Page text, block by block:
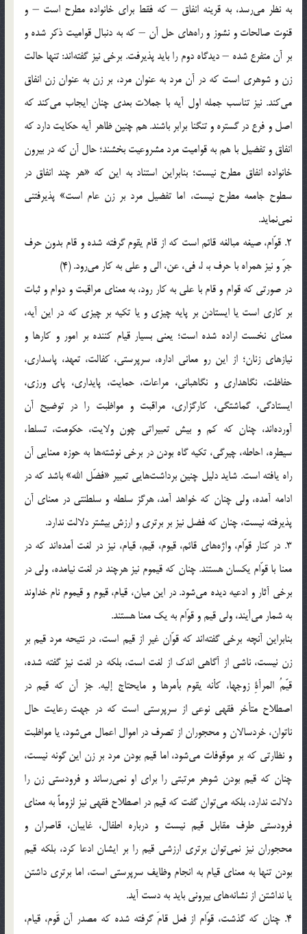
به نظر می‌رسد، به قرینه انفاق – که فقط برای خانواده مطرح است – و
قنوت صالحات و نشوز و راه‌ها‌ی‌ حل آن – که به دنبال قوامیت ذکر شده و
بر آن متفرع شده – دیدگاه دوم را باید پذیرفت. برخی نیز گفته‌اند: تنها حالت
زن و شوهری است که در آن مرد به عنوان مرد، بر زن به عنوان زن انفاق
می‌کند. نیز تناسب جمله اول آیه با جملات بعدی چنان ایجاب می‌کند که
اصل و فرع در گستره و تنگنا برابر باشند. هم چنین ظاهر آیه حکایت دارد که
انفاق و تفضیل با هم به قوامیت مرد مشروعیت بخشند؛ حال آن که در بیرون
خانواده انفاق مطرح نیست؛ بنابراین استناد به این که «هر چند انفاق در
سطوح جامعه مطرح نیست، اما تفضیل مرد بر زن عام است» پذیرفتنی
نمی‌نماید.
2. قوّام، صیغه مبالغه قائم است که از قام یقوم گرفته شده و قام بدون حرف
جرّ و نیز همراه با حرف ب‍، ل‍، فی، عن، الی و علی به کار می‌رود. (4)
در صورتی که قوام و قام با علی به کار رود، به معنای مراقبت و دوام و ثبات
بر کاری است یا ایستادن بر پایه چیزی و یا تکیه بر چیزی که در این آیه،
معنای نخست اراده شده است؛ یعنی بسیار قیام کننده بر امور و کارها و
نیازهای زنان؛ از این رو معانی اداره، سرپرستی، کفالت، تعهد، پاسداری،
حفاظت، نگاهداری و نگاهبانی، مراعات، حمایت، پایداری، پای ورزی،
ایستادگی، گماشتگی، کارگزاری، مراقبت و مواظبت را در توضیح آن
آورده‌اند، چنان که کم و بیش تعبیراتی چون ولایت، حکومت، تسلط،
سیطره، احاطه، چیرگی، تکیه گاه بودن در برخی نوشته‌ها به حوزه معنایی آن
راه یافته است. شاید دلیل چنین برداشت‌هایی تعبیر «فضّل الله» باشد که در
ادامه آمده، ولی چنان که خواهد آمد، هرگز سلطه و سلطنتی در معنای آن
پذیرفته نیست، چنان که فضل نیز بر برتری و ارزش بیشتر دلالت ندارد.
3. در کنار قوّام، واژه‌ها‌ی‌ قائم،‌ قیوم، قیم، قیام، نیز در لغت آمده‌اند که در
معنا با قوّام یکسان هستند. چنان که قیموم نیز هرچند در لغت نیامده، ولی در
برخی آثار و ادعیه دیده می‌شود. در این میان، قیام، قیوم و قیموم نام خداوند
به شمار می‌آیند، ولی قیم و قوّام به یک معنا هستند.
بنابراین آنچه برخی گفته‌اند که قوّان غیر از قیم است، در نتیحه مرد قیم بر
زن نیست، ناشی از آگاهی اندک از لغت است، بلکه در لغت نیز گفته شده،
قیّمُ المرأةِ زوجها، کأنه یقوم بأمرها و مایحتاج إلیه. جز آن که قیم در
اصطلاح متأخر فقهی نوعی از سرپرستی است که در جهت رعایت حال
ناتوان، خردسالان و محجوران از تصرف در اموال اعمال می‌شود، یا مواظبت
و نظارتی که بر موقوفات می‌شود، اما قیم بودن مرد بر زن این گونه نیست،
چنان که قیم بودن شوهر مرتبتی را برای او نمی‌رساند و فرودستی زن را
دلالت ندارد، بلکه می‌توان گفت که قیم در اصطلاح فقهی نیز لزوماً به معنای
فرودستی طرف مقابل قیم نیست و درباره اطفال، غایبان، قاصران و
محجوران نیز نمی‌توان برتری ارزشی قیم را بر ایشان ادعا کرد، بلکه قیم
بودن تنها به معنای قیام به انجام وظایف سرپرستی است، اما برتری داشتن
یا نداشتن از نشانه‌ها‌ی‌ بیرونی باید به دست آید.
4. چنان که گذشت، قوّام از فعل قامَ گرفته شده که مصدر آن قَوم، قیام،